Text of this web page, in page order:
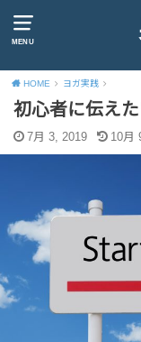
MENU
HOME ヨガ実践
初心者に伝え
7月 3, 2019 10月